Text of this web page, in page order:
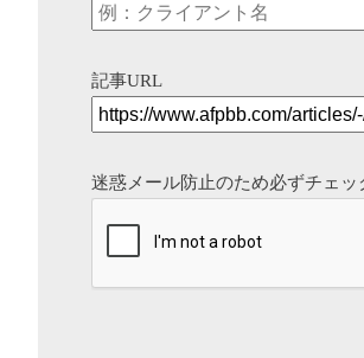
記事URL
迷惑メール防止のため必ずチェッ